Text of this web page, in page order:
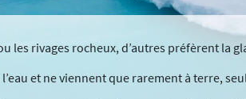
les rivages rocheux, d’autres préfèrent la
et ne viennent que rarement à terre,